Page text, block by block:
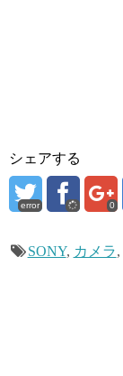
シェアする
error 0
SONY, カメラ,